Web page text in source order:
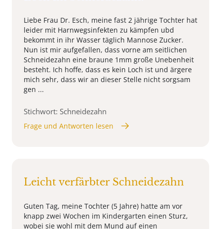
Liebe Frau Dr. Esch, meine fast 2 jährige Tochter hat
leider mit Harnwegsinfekten zu kämpfen ubd
bekommt in ihr Wasser täglich Mannose Zucker.
Nun ist mir aufgefallen, dass vorne am seitlichen
Schneidezahn eine braune 1mm große Unebenheit
besteht. Ich hoffe, dass es kein Loch ist und ärgere
mich sehr, dass wir an dieser Stelle nicht sorgsam
gen ...
Stichwort: Schneidezahn
Frage und Antworten lesen
Leicht verfärbter Schneidezahn
Guten Tag, meine Tochter (5 Jahre) hatte am vor
knapp zwei Wochen im Kindergarten einen Sturz,
wobei sie wohl mit dem Mund auf einen